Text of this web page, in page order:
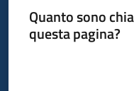
Quanto sono
questa pagina?